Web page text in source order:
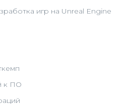
игр на Unreal Engine
к ПО